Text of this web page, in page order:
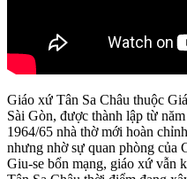
Giáo xứ Tân Sa Châu thuộc
Sài Gòn, được thành lập từ
1964/65 nhà thờ mới hoàn
nhưng nhờ sự quan phòng của
Giu-se bổn mạng, giáo xứ vẫn